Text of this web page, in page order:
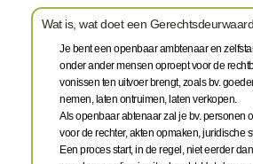
Wat is, wat doet een
Je bent een openbaar ambtenaar en
onder ander mensen oproept voor de
vonissen ten uitvoer brengt, zoals bv.
nemen, laten ontruimen, laten verkopen.
Als openbaar abtenaar zal je bv. personen
voor de rechter, akten opmaken, juridische
Een proces start, in de regel, niet eerder